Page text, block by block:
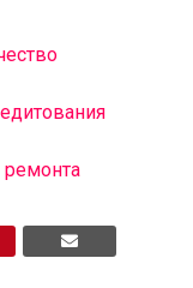
ремонта